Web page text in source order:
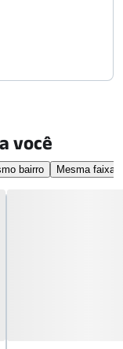
você
bairro Mesma faixa